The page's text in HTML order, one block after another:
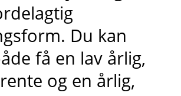
. Du kan
få en lav årlig,
og en årlig,